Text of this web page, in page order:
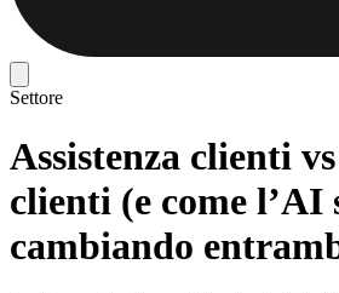
Settore
Assistenza clienti
clienti (e come l’AI
cambiando